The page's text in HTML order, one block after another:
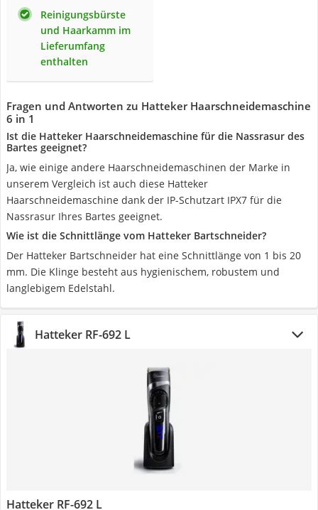
Reinigungsbürste
und Haarkamm im
Lieferumfang
enthalten
Fragen und Antworten zu Hatteker Haarschneidemaschine
6 in 1
Ist die Hatteker Haarschneidemaschine für die Nassrasur des
Bartes geeignet?
Ja, wie einige andere Haarschneidemaschinen der Marke in
unserem Vergleich ist auch diese Hatteker
Haarschneidemaschine dank der IP-Schutzart IPX7 für die
Nassrasur Ihres Bartes geeignet.
Wie ist die Schnittlänge vom Hatteker Bartschneider?
Der Hatteker Bartschneider hat eine Schnittlänge von 1 bis 20
mm. Die Klinge besteht aus hygienischem, robustem und
langlebigem Edelstahl.
Hatteker RF-692 L
Hatteker RF-692 L